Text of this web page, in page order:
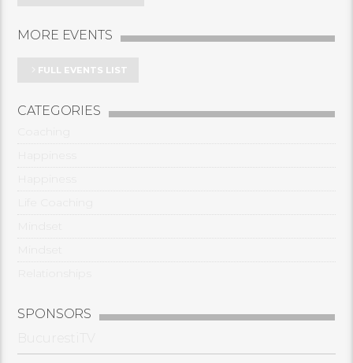
MORE EVENTS
FULL EVENTS LIST
CATEGORIES
SPONSORS